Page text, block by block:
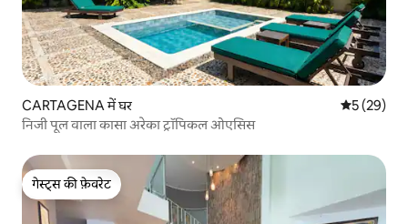
CARTAGENA में घर औसत रेटिंग
5 (29)
निजी पूल वाला कासा अरेका ट्रॉपिकल ओएसिस
गेस्ट्स की फ़ेवरेट
गेस्ट्स की फ़ेवरेट